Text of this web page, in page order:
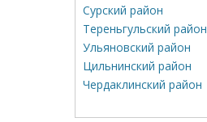
Сурский район
Тереньгульский район
Ульяновский район
Цильнинский район
Чердаклинский район